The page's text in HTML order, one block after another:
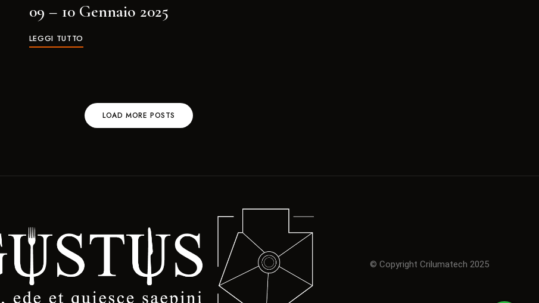
09 – 10 Gennaio 2025
LEGGI TUTTO
LOAD MORE POSTS
© Copyright Crilumatech 2025